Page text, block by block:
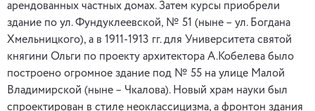
арендованных частных домах. Затем курсы приобрели
здание по ул. Фундуклеевской, № 51 (ныне – ул. Богдана
Хмельницкого), а в 1911-1913 гг. для Университета святой
княгини Ольги по проекту архитектора А.Кобелева было
построено огромное здание под № 55 на улице Малой
Владимирской (ныне – Чкалова). Новый храм науки был
спроектирован в стиле неоклассицизма, а фронтон здания